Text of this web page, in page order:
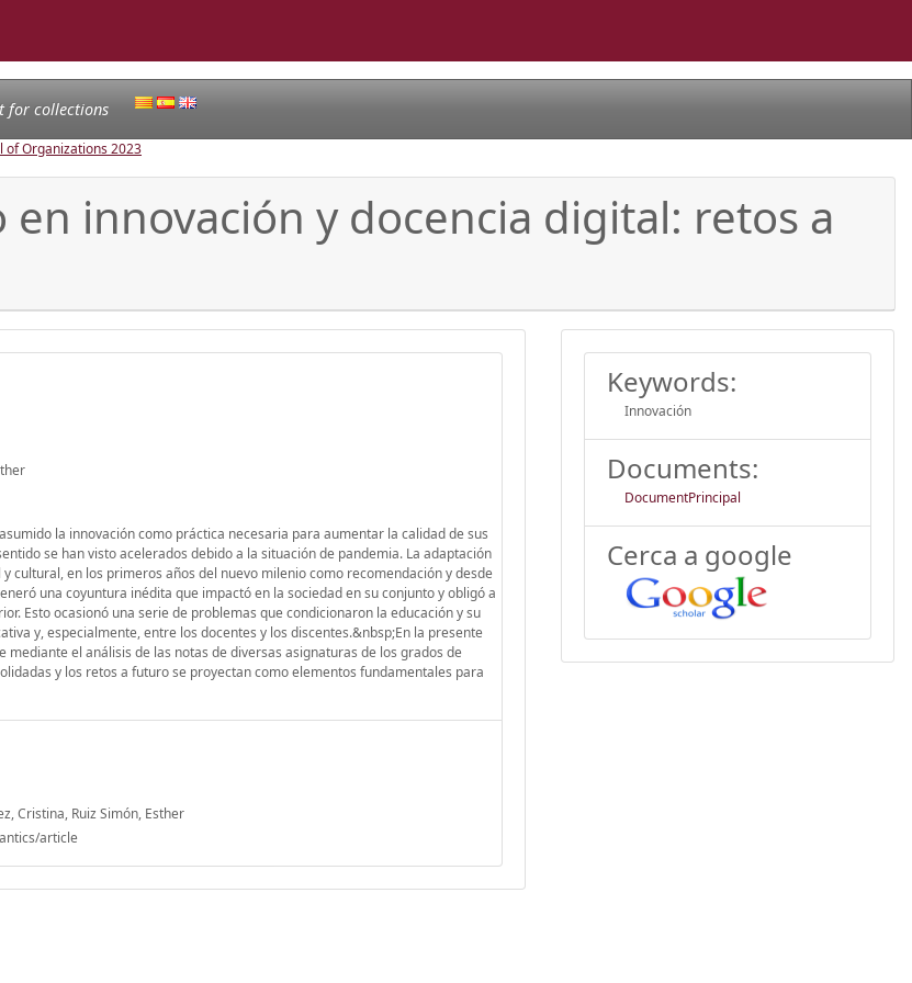
for collections
of Organizations2023
innovación y docencia digital: retos a
la innovación como práctica necesaria para aumentar la calidad de sus
se han visto acelerados debido a la situación de pandemia. La adaptación
en los primeros años del nuevo milenio como recomendación y desde
una coyuntura inédita que impactó en la sociedad en su conjunto y obligó a
Esto ocasionó una serie de problemas que condicionaron la educación y su
y, especialmente, entre los docentes y los discentes.&nbsp;En la presente
el análisis de las notas de diversas asignaturas de los grados de
y los retos a futuro se proyectan como elementos fundamentales para
Cristina, Ruiz Simón, Esther
article
Keywords:
Innovación
Documents:
DocumentPrincipal
Cerca a google